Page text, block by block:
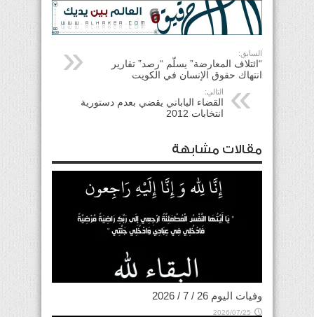
السابق:
“ائتلاف المعارضة” يسلّم “رصد” تقارير
انتهاك حقوق الإنسان في الكويت
التالي:
القضاء الياباني يقضي بعدم دستورية
انتخابات 2012
مقالات مشابهة
وفيات اليوم 26 / 7 / 2026
2026/07/25